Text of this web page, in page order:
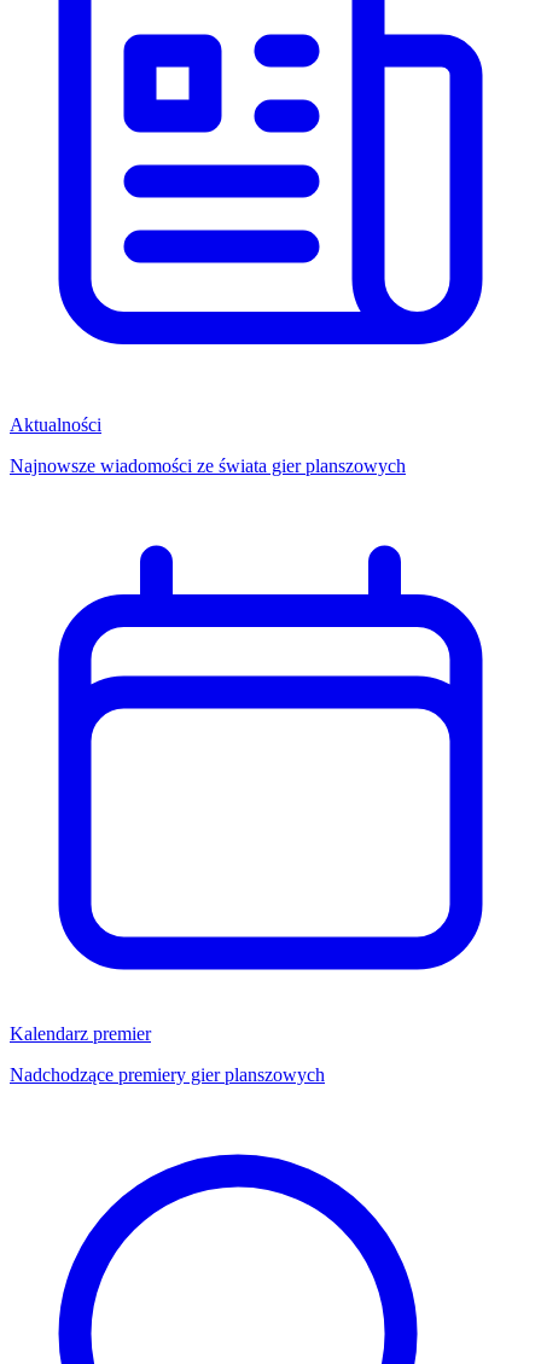
Aktualności
Najnowsze wiadomości ze świata gier planszowych
Kalendarz premier
Nadchodzące premiery gier planszowych